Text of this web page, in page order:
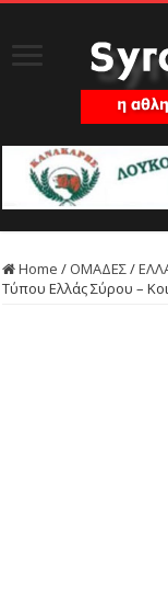
Home / ΟΜΑΔΕΣ/
Τύπου Ελλάς Σύρου –